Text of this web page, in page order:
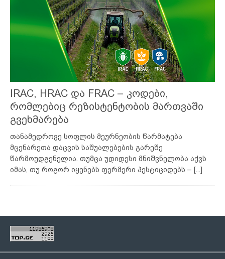
IRAC, HRAC და FRAC – კოდები,
რომლებიც რეზისტენტობის მართვაში
გვეხმარება
თანამედროვე სოფლის მეურნეობის წარმატება
მცენარეთა დაცვის საშუალებების გარეშე
წარმოუდგენელია. თუმცა უდიდესი მნიშვნელობა აქვს
იმას, თუ როგორ იყენებს ფერმერი პესტიციდებს – [...]